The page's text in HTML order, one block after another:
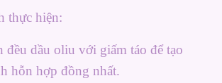
thực hiện:
đều dầu oliu với giấm táo để tạo
hỗn hợp đồng nhất.